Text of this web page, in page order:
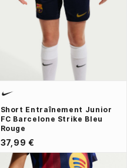
Short Entraînement Junior
FC Barcelone Strike Bleu
Rouge
37,99 €